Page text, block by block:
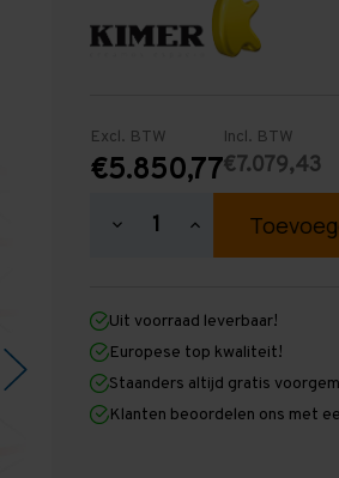
Excl. BTW
€5.850,77
Incl. BTW
€7.079,43
Hoeveelheid
4.500
mm
x
31.900
mm
x
1.100
Hoeveelheid
verhogen
4.500
mm
x
31.900
mm
x
1.100
Uit voorraad leverbaar!
Europese top kwaliteit!
Staanders altijd gratis
Klanten beoordelen ons met